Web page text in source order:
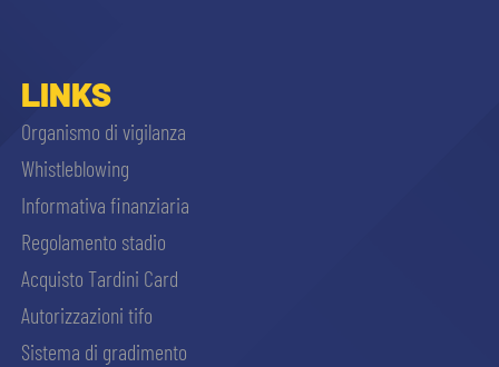
LINKS
Organismo di vigilanza
Whistleblowing
Informativa finanziaria
Regolamento stadio
Acquisto Tardini Card
Autorizzazioni tifo
Sistema di gradimento